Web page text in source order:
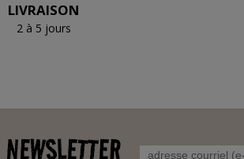
LIVRAISON
2 à 5 jours
NEWSLETTER